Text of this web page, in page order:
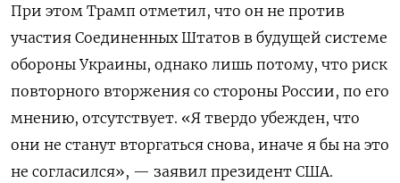
При этом Трамп отметил, что он не против
участия Соединенных Штатов в будущей системе
обороны Украины, однако лишь потому, что риск
повторного вторжения со стороны России, по его
мнению, отсутствует. «Я твердо убежден, что
они не станут вторгаться снова, иначе я бы на это
не согласился», — заявил президент США.